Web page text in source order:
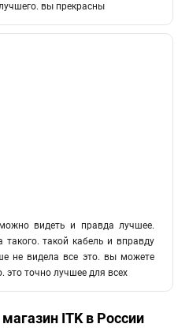
вы прекрасны
видеть и правда лучшее.
такой кабель и вправду
не видела все это. вы можете
это точно лучшее для всех
ITKв России